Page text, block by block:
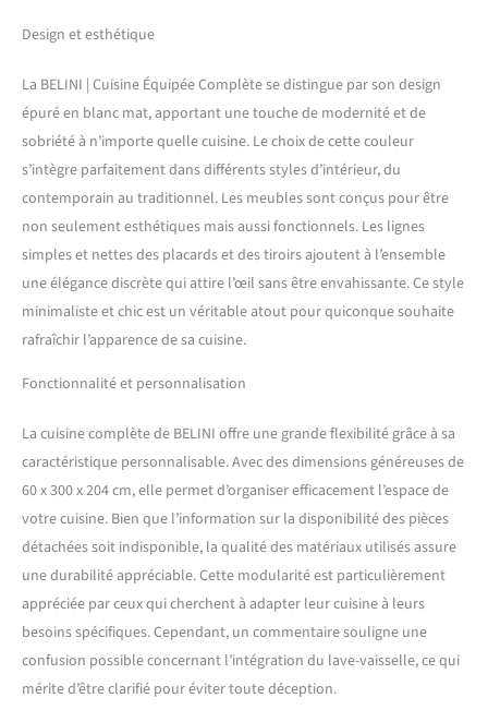
notice de montage, matériel
d’installation ainsi que
plans de travail
personnalisables selon la
configuration. SYSTÈME
NEXUS SILENT & CONFORT –
Les tiroirs métalliques
modernes de la gamme
Nexus en finition graphite,
dotés de la technologie
Soft-Close, assurent une
fermeture douce et
des charnières Soft-Close et
et abattants. Testés jusqu’à
60 000 cycles pour une
durabilité maximale.
SYSTÈME NEXUS RANGE-
COUVERTS &
ORGANISATION –
Organisation intégrée des
couverts en polymère ABS
robuste pour une visibilité
optimale et une utilisation
efficace de l’espace. Design
ergonomique pour un usage
confortable et une
Design et esthétique
La BELINI | Cuisine Équipée Complète se distingue par son design
épuré en blanc mat, apportant une touche de modernité et de
sobriété à n’importe quelle cuisine. Le choix de cette couleur
s’intègre parfaitement dans différents styles d’intérieur, du
contemporain au traditionnel. Les meubles sont conçus pour être
non seulement esthétiques mais aussi fonctionnels. Les lignes
simples et nettes des placards et des tiroirs ajoutent à l’ensemble
une élégance discrète qui attire l’œil sans être envahissante. Ce style
minimaliste et chic est un véritable atout pour quiconque souhaite
rafraîchir l’apparence de sa cuisine.
Fonctionnalité et personnalisation
La cuisine complète de BELINI offre une grande flexibilité grâce à sa
caractéristique personnalisable. Avec des dimensions généreuses de
60 x 300 x 204 cm, elle permet d’organiser efficacement l’espace de
votre cuisine. Bien que l’information sur la disponibilité des pièces
détachées soit indisponible, la qualité des matériaux utilisés assure
une durabilité appréciable. Cette modularité est particulièrement
appréciée par ceux qui cherchent à adapter leur cuisine à leurs
besoins spécifiques. Cependant, un commentaire souligne une
confusion possible concernant l’intégration du lave-vaisselle, ce qui
mérite d’être clarifié pour éviter toute déception.